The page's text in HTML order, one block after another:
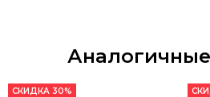
СКИДКА 30%